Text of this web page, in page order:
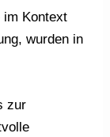
im Kontext
wurden in
zur